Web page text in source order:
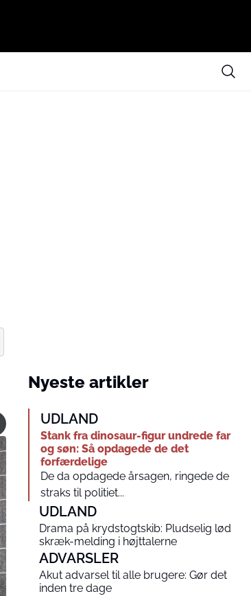
Nyeste artikler
UDLAND
Stank fra dinosaur-figur undrede far
og søn: Så opdagede de det
forfærdelige
De da opdagede årsagen, ringede de
straks til politiet...
UDLAND
Drama på krydstogtskib: Pludselig lød
skræk-melding i højttalerne
ADVARSLER
Akut advarsel til alle brugere: Gør det
inden tre dage